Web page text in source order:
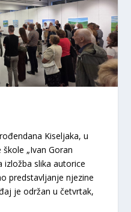
Kiseljaka, u
„Ivan Goran
izložba slika autorice
predstavljanje njezine
je održan u četvrtak,